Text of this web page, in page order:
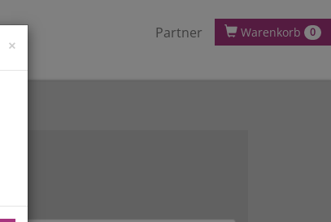
Partner Warenkorb 0
×